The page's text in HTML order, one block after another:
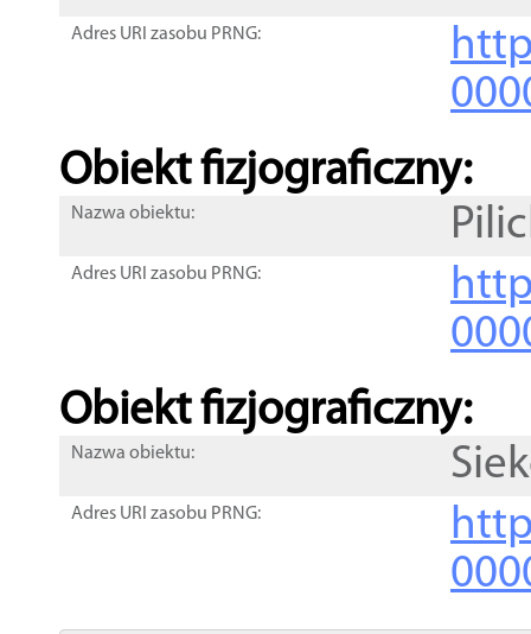
Adres URI zasobu PRNG:
Obiekt fizjograficzny:
Nazwa obiektu:
Adres URI zasobu PRNG:
Obiekt fizjograficzny:
Nazwa obiektu:
Adres URI zasobu PRNG: